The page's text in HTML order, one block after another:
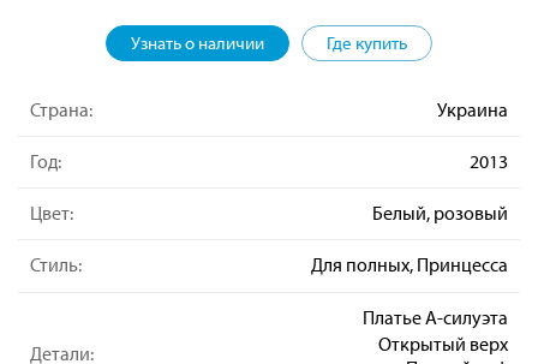
Узнать о наличии Где купить
Страна: Украина
Год: 2013
Цвет: Белый, розовый
Стиль: Для полных, Принцесса
Детали:
Платье А-силуэта
Открытый верх